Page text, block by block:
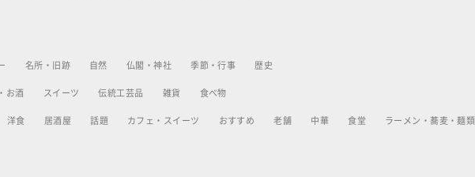
名所・旧跡 自然 仏閣・神社 季節・行事 歴史
お酒 スイーツ 伝統工芸品 雑貨 食べ物
洋食 居酒屋 話題 カフェ・スイーツ おすすめ 老舗 中華 食堂 ラーメン・蕎麦・麺類